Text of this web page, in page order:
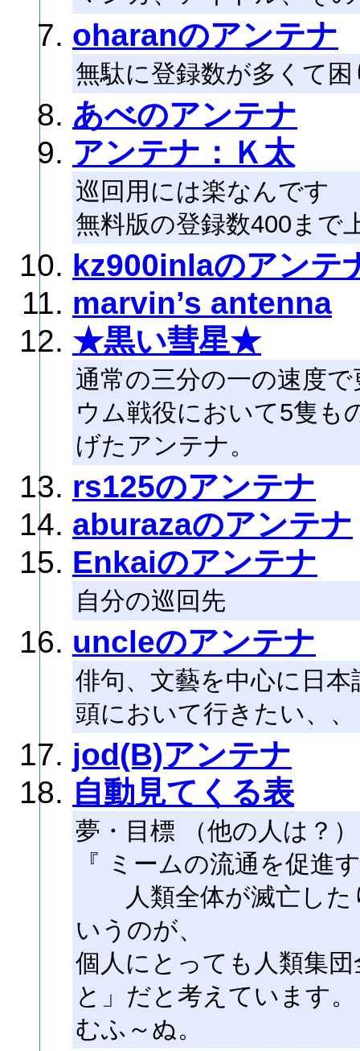
oharanのアンテナ
無駄に登録数が多くて
あべのアンテナ
アンテナ：Ｋ太
巡回用には楽なんです
無料版の登録数400まで
kz900inlaのアンテ
marvin’s antenna
★黒い彗星★
通常の三分の一の速度
ウム戦役において5隻も
げたアンテナ。
rs125のアンテナ
aburazaのアンテナ
Enkaiのアンテナ
自分の巡回先
uncleのアンテナ
俳句、文藝を中心に日
頭において行きたい、、
jod(B)アンテナ
自動見てくる表
夢・目標 （他の人は？）
『 ミームの流通を促進
人類全体が滅亡した
いうのが、
個人にとっても人類集
と」だと考えています。
むふ～ぬ。